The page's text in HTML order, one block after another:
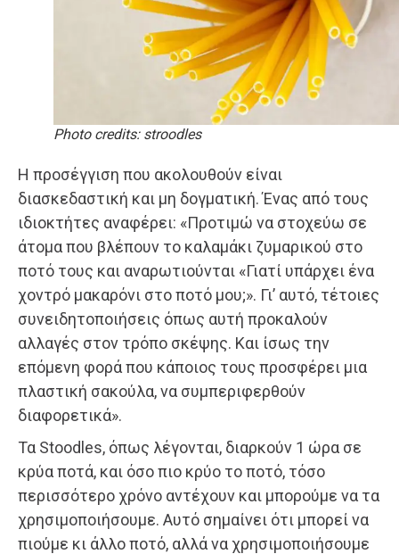
Photo credits: stroodles
Η προσέγγιση που ακολουθούν είναι
διασκεδαστική και μη δογματική. Ένας από τους
ιδιοκτήτες αναφέρει: «Προτιμώ να στοχεύω σε
άτομα που βλέπουν το καλαμάκι ζυμαρικού στο
ποτό τους και αναρωτιούνται «Γιατί υπάρχει ένα
χοντρό μακαρόνι στο ποτό μου;». Γι’ αυτό, τέτοιες
συνειδητοποιήσεις όπως αυτή προκαλούν
αλλαγές στον τρόπο σκέψης. Και ίσως την
επόμενη φορά που κάποιος τους προσφέρει μια
πλαστική σακούλα, να συμπεριφερθούν
διαφορετικά».
Τα Stoodles, όπως λέγονται, διαρκούν 1 ώρα σε
κρύα ποτά, και όσο πιο κρύο το ποτό, τόσο
περισσότερο χρόνο αντέχουν και μπορούμε να τα
χρησιμοποιήσουμε. Αυτό σημαίνει ότι μπορεί να
πιούμε κι άλλο ποτό, αλλά να χρησιμοποιήσουμε